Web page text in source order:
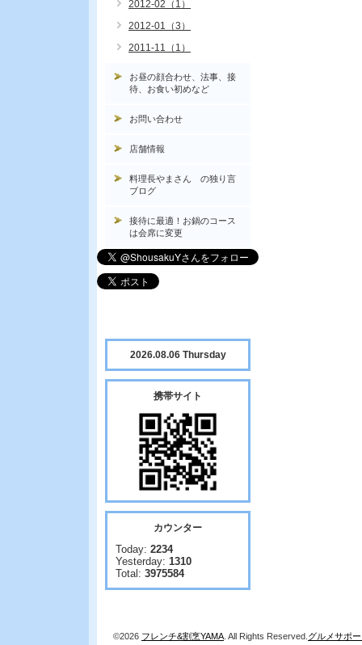
2012-02（1）
2012-01（3）
2011-11（1）
お昼の顔合わせ、法事、接
待、お食い初めなど
お問い合わせ
店舗情報
料理長やまさん の独り言
ブログ
接待に最適！お鍋のコース
は会席に変更
2026.08.06 Thursday
携帯サイト
カウンター
Today: 2234
Yesterday: 1310
Total: 3975584
©2026 フレンチ&割烹YAMA . All Rights Reserved. グルメサポ